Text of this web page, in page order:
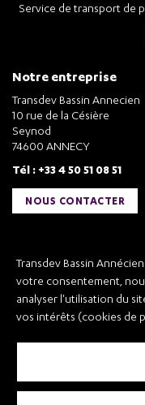
Transdev Bassin
votre consentement,
analyser l'utilisation du
vos intérêts (cookies de
Service de transport de
Notre entreprise
Transdev Bassin Annecien
10 rue de la Césière
Seynod
74600 ANNECY
Tél : +33 4 50 51 08 51
NOUS CONTACTER
Transdev Bassin Annécien
Recrutement